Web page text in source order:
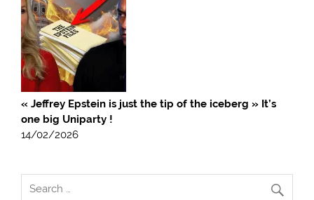
« Jeffrey Epstein is just the tip of the iceberg » It’s
one big Uniparty !
14/02/2026